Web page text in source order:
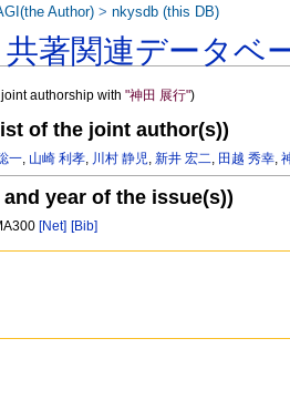
共著関連データベ
authorship with"神田 展行")
of the joint author(s))
一, 山崎 利孝, 川村 静児,新井 宏二, 田越 秀幸,
and year of the issue(s))
[Net] [Bib]
Author) >nkysdb (this DB)